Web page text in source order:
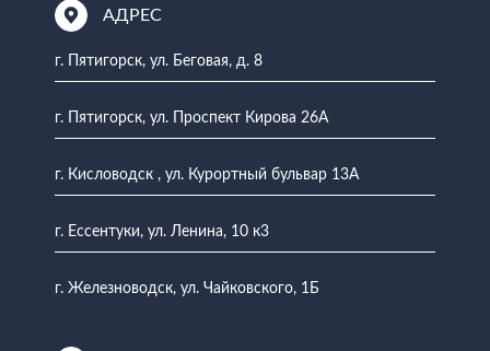
АДРЕС
г. Пятигорск, ул. Беговая, д. 8
г. Пятигорск, ул. Проспект Кирова 26А
г. Кисловодск , ул. Курортный бульвар 13А
г. Ессентуки, ул. Ленина, 10 к3
г. Железноводск, ул. Чайковского, 1Б